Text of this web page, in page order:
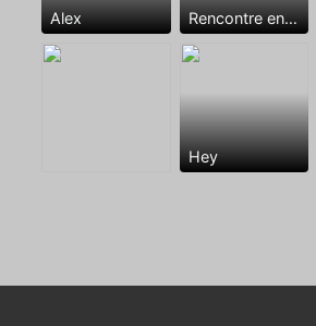
Alex Rencontre entre mecs
Hey